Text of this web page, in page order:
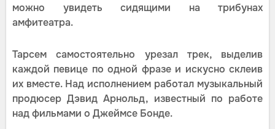
можно увидеть сидящими на трибунах
амфитеатра.
Тарсем самостоятельно урезал трек, выделив
каждой певице по одной фразе и искусно склеив
их вместе. Над исполнением работал музыкальный
продюсер Дэвид Арнольд, известный по работе
над фильмами о Джеймсе Бонде.